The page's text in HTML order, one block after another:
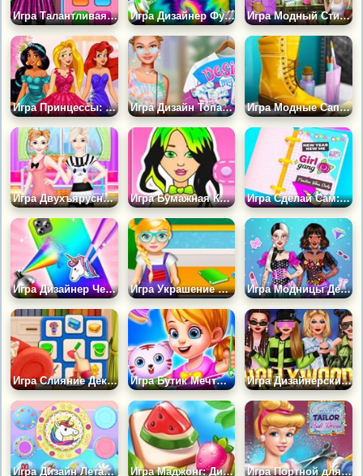
Игра Талантливая Девушка: Художественный Класс Игра Дизайнер Футболок Игра Модный Стилист: Наряд и Дизайн
Игра Принцессы: Модный Дизайн на Выпускной Игра Дизайн Топа с Принтом Тай-дай Игра Модные Сапоги: Дизайн
Игра Двухъярусная Кровать Сестер: Дизайн 2 Игра Бумажная Кукла Своими Руками Игра Сделай Сам: Мини-журнал
Игра Дизайнер Чехлов Игра Украшение Детской Школы Игра Модницы Делают Корсет Своими Руками
Игра Слияние Декора Игра Бутик Mечты Kуклы Игра Дизайнерские Наряды Голливудских Звезд
Игра Дизайн Летающей Тарелки Игра Маджонг: Дизайн и Три в Ряд Игра Портной для Золушки Бальное Платье